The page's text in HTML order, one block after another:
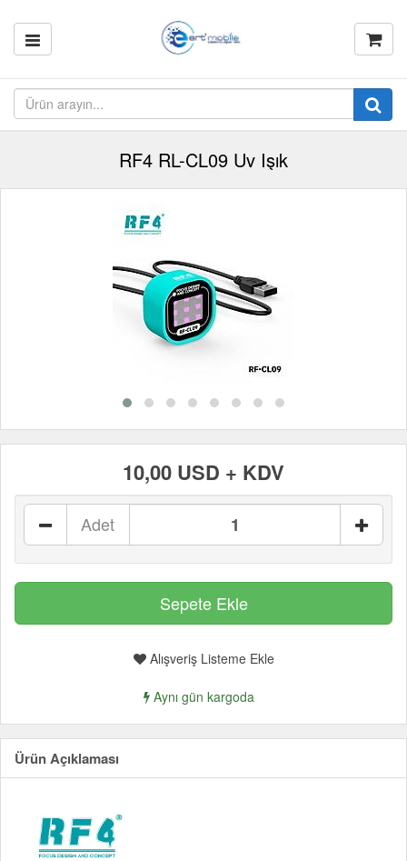
RF4 RL-CL09 Uv Işık
10,00 USD + KDV
Adet
Alışveriş Listeme Ekle
Aynı gün kargoda
Ürün Açıklaması